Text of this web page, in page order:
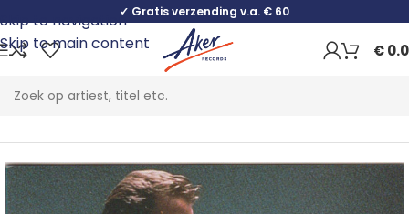
Skip to navigation
Skip to main content
✓ Gratis verzending v.a. € 60
€
Home Rock